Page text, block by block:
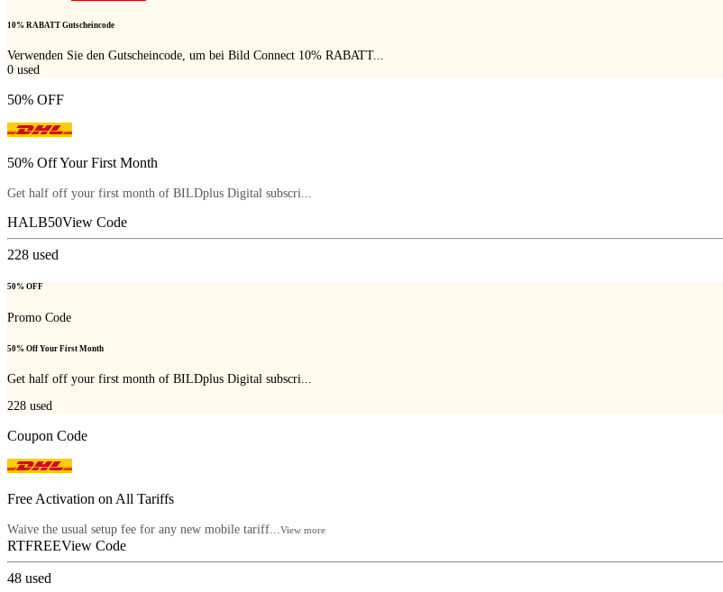
10% RABATT Gutscheincode
Verwenden Sie den Gutscheincode, um bei Bild Connect 10% RABATT...
0 used
50% OFF
50% Off Your First Month
Get half off your first month of BILDplus Digital subscri...
HALB50View Code
228 used
50% OFF
Promo Code
50% Off Your First Month
Get half off your first month of BILDplus Digital subscri...
228 used
Coupon Code
Free Activation on All Tariffs
Waive the usual setup fee for any new mobile tariff... View more
RTFREEView Code
48 used